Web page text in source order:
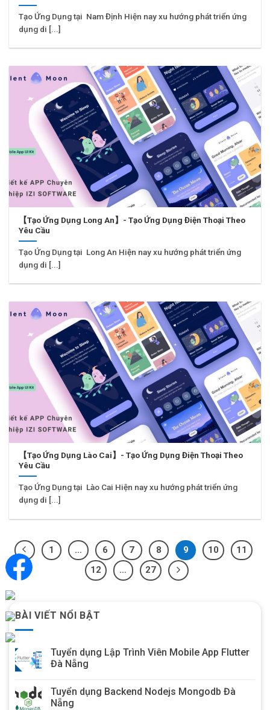
Tạo Ứng Dụng tại Nam Định Hiện nay xu hướng phát triển ứng
dụng di [...]
【Tạo Ứng Dụng Long An】- Tạo Ứng Dụng Điện Thoại Theo
Yêu Cầu
Tạo Ứng Dụng tại Long An Hiện nay xu hướng phát triển ứng
dụng di [...]
【Tạo Ứng Dụng Lào Cai】- Tạo Ứng Dụng Điện Thoại Theo
Yêu Cầu
Tạo Ứng Dụng tại Lào Cai Hiện nay xu hướng phát triển ứng
dụng di [...]
1 … 6 7 8 9 10
11
12
… 27
BÀI VIẾT NỔI BẬT
Tuyển dụng Lập Trình Viên Mobile App Flutter
Đà Nẵng
Tuyển dụng Backend Nodejs Mongodb Đà
Nẵng